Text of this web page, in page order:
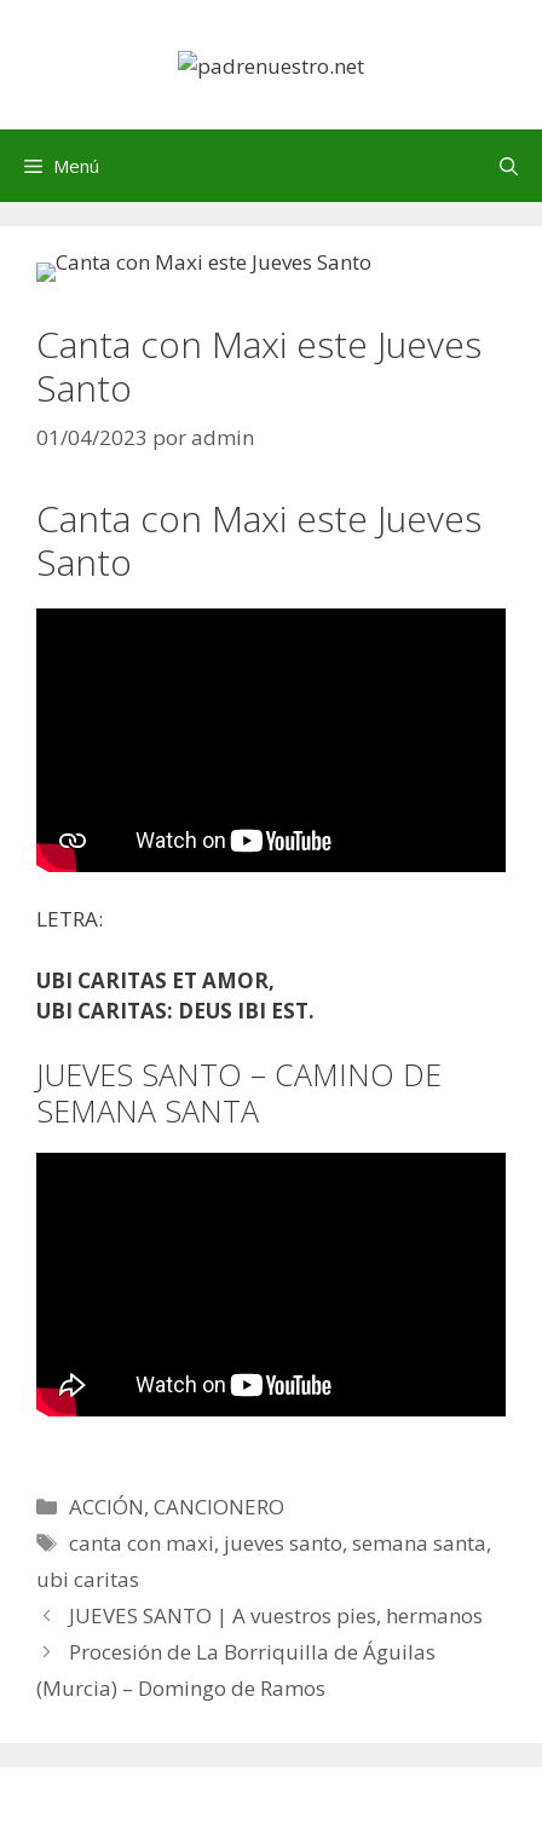
Menú
Canta con Maxi este Jueves
Santo
01/04/2023 poradmin
Canta con Maxi este Jueves
Santo
LETRA:
UBI CARITAS ET AMOR,
UBI CARITAS: DEUS IBI EST.
JUEVES SANTO – CAMINO DE
SEMANA SANTA
Categorías
ACCIÓN,CANCIONERO
Etiquetas
canta con maxi, jueves santo,semana santa,
ubi caritas
JUEVES SANTO | A vuestros pies, hermanos
Procesión de La Borriquilla de Águilas
(Murcia) – Domingo de Ramos